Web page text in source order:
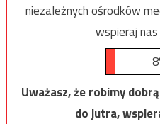
niezależnych ośrodków
wspieraj
Uważasz, że robimy
do jutra,